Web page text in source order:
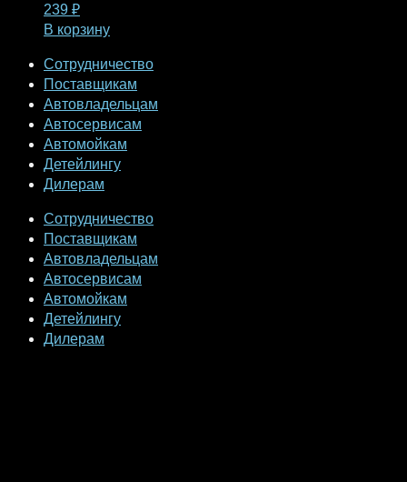
239 ₽
В корзину
Сотрудничество
Поставщикам
Автовладельцам
Автосервисам
Автомойкам
Детейлингу
Дилерам
Сотрудничество
Поставщикам
Автовладельцам
Автосервисам
Автомойкам
Детейлингу
Дилерам